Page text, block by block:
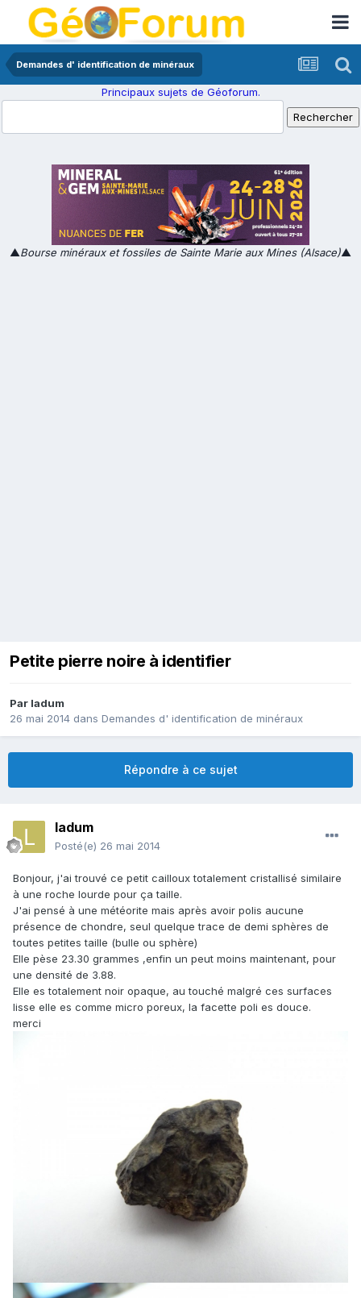
Demandes d' identification de minéraux
Principaux sujets de Géoforum.
▲Bourse minéraux et fossiles de Sainte Marie aux Mines (Alsace)▲
Petite pierre noire à identifier
Par ladum
26 mai 2014 dans Demandes d' identification de minéraux
Répondre à ce sujet
ladum
Posté(e) 26 mai 2014
Bonjour, j'ai trouvé ce petit cailloux totalement cristallisé similaire
à une roche lourde pour ça taille.
J'ai pensé à une météorite mais après avoir polis aucune
présence de chondre, seul quelque trace de demi sphères de
toutes petites taille (bulle ou sphère)
Elle pèse 23.30 grammes ,enfin un peut moins maintenant, pour
une densité de 3.88.
Elle es totalement noir opaque, au touché malgré ces surfaces
lisse elle es comme micro poreux, la facette poli es douce.
merci